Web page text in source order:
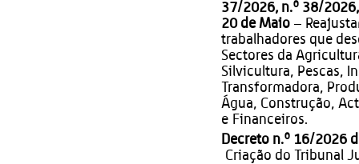
37/2026, n.º 38/
20 de Maio –
trabalhadores que
Sectores da
Silvicultura, Pescas,
Transformadora,
Água, Construção,
e Financeiros.
Decreto n.º 16/2026
Criação do Tribunal